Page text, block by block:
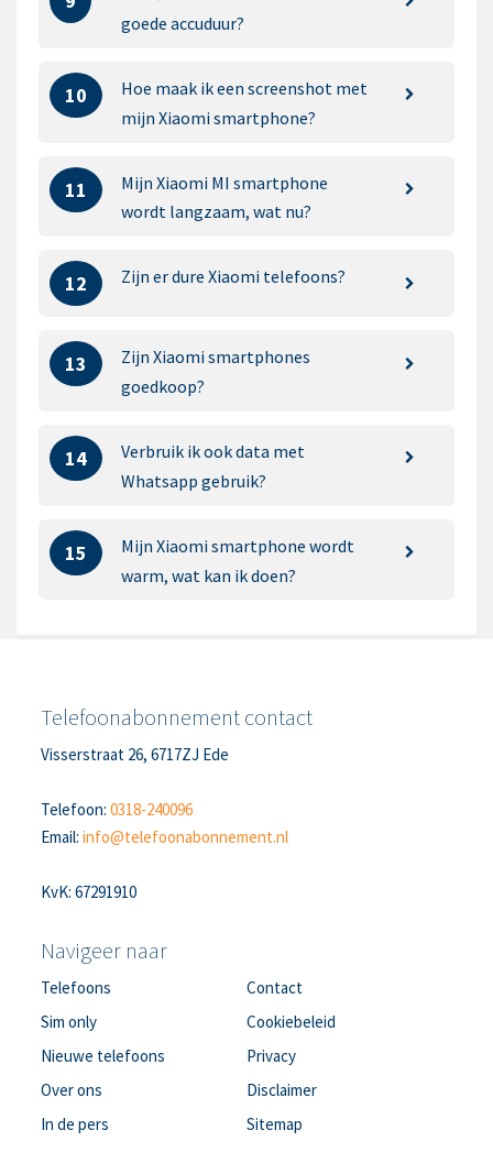
goede accuduur?
10
Hoe maak ik een screenshot met
mijn Xiaomi smartphone?
11
Mijn Xiaomi MI smartphone
wordt langzaam, wat nu?
12 Zijn er dure Xiaomi telefoons?
13
Zijn Xiaomi smartphones
goedkoop?
14
Verbruik ik ook data met
Whatsapp gebruik?
15
Mijn Xiaomi smartphone wordt
warm, wat kan ik doen?
Telefoonabonnement contact
Visserstraat 26, 6717ZJ Ede
Telefoon:0318-240096
Email:info@telefoonabonnement.nl
KvK: 67291910
Navigeer naar
Telefoons
Sim only
Nieuwe telefoons
Over ons
In de pers
Contact
Cookiebeleid
Privacy
Disclaimer
Sitemap